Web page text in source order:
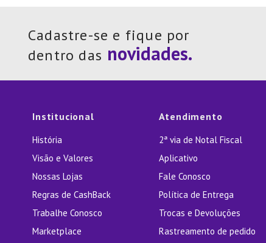
Cadastre-se e fique por
dentro das
Institucional
História
Visão e Valores
Nossas Lojas
Regras de CashBack
Trabalhe Conosco
Marketplace
Atendimento
2ª via de Notal Fiscal
Aplicativo
Fale Conosco
Política de Entrega
Trocas e Devoluções
Rastreamento de pedido